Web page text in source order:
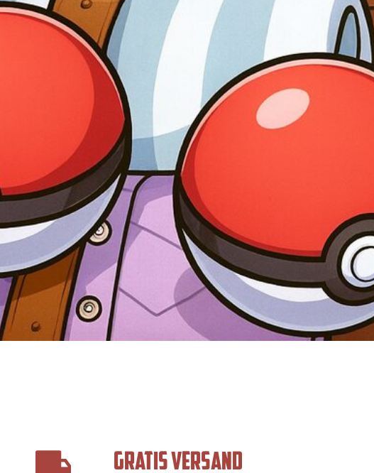
GRATIS VERSAND